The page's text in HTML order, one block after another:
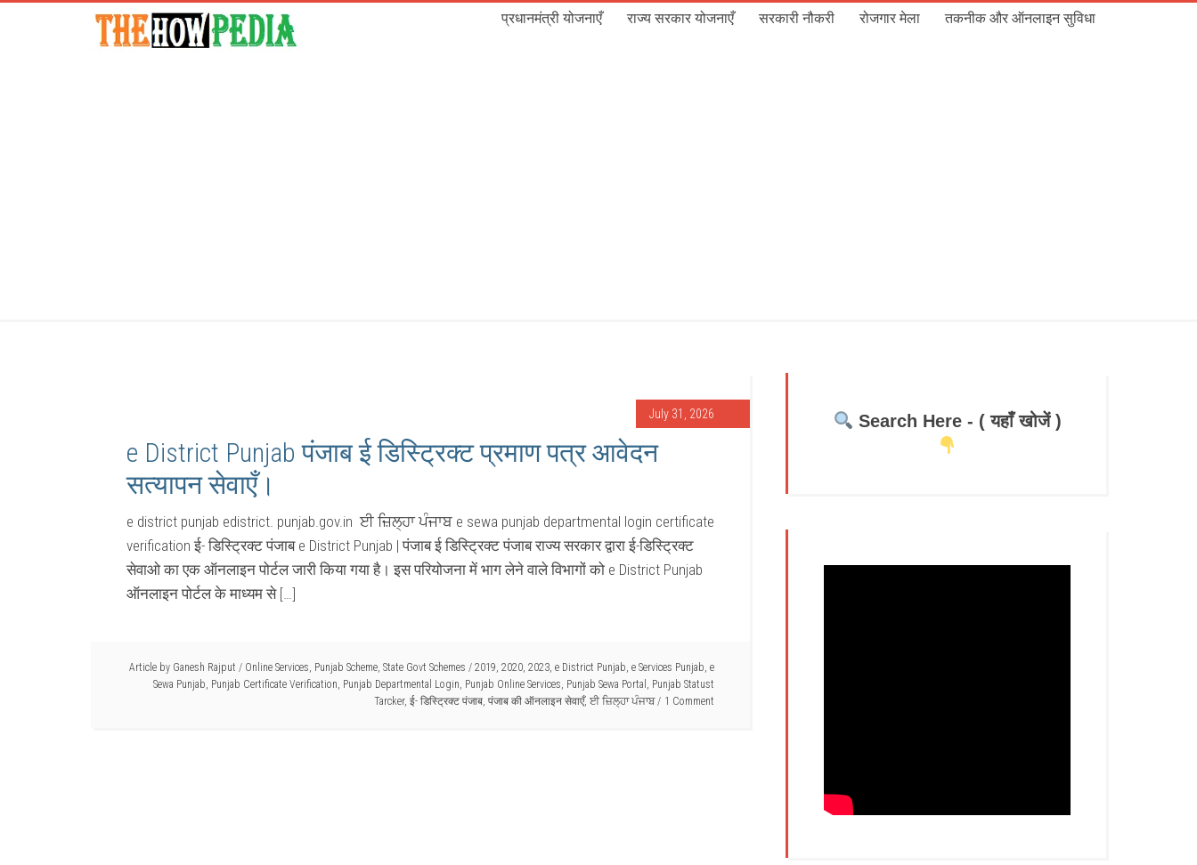
प्रधानमंत्री योजनाएँ राज्य सरकार योजनाएँ सरकारी नौकरी रोजगार मेला तकनीक और ऑनलाइन सुविधा
July 31, 2026
e District Punjab पंजाब ई डिस्ट्रिक्ट प्रमाण पत्र आवेदन
सत्यापन सेवाएँ।
e district punjab edistrict. punjab.gov.in ਈ ਜ਼ਿਲ੍ਹਾ ਪੰਜਾਬ e sewa punjab departmental login certificate
verification ई- डिस्ट्रिक्ट पंजाब e District Punjab | पंजाब ई डिस्ट्रिक्ट पंजाब राज्य सरकार द्वारा ई-डिस्ट्रिक्ट
सेवाओ का एक ऑनलाइन पोर्टल जारी किया गया है। इस परियोजना में भाग लेने वाले विभागों को e District Punjab
ऑनलाइन पोर्टल के माध्यम से […]
Article by Ganesh Rajput / Online Services, Punjab Scheme, State Govt Schemes / 2019, 2020, 2023, e District Punjab, e Services Punjab, e
Sewa Punjab, Punjab Certificate Verification, Punjab Departmental Login, Punjab Online Services, Punjab Sewa Portal , Punjab Statust
Tarcker, ई- डिस्ट्रिक्ट पंजाब, पंजाब की ऑनलाइन सेवाएँ, ਈ ਜ਼ਿਲ੍ਹਾ ਪੰਜਾਬ 1 Comment
Search Here - ( यहाँ खोजें )